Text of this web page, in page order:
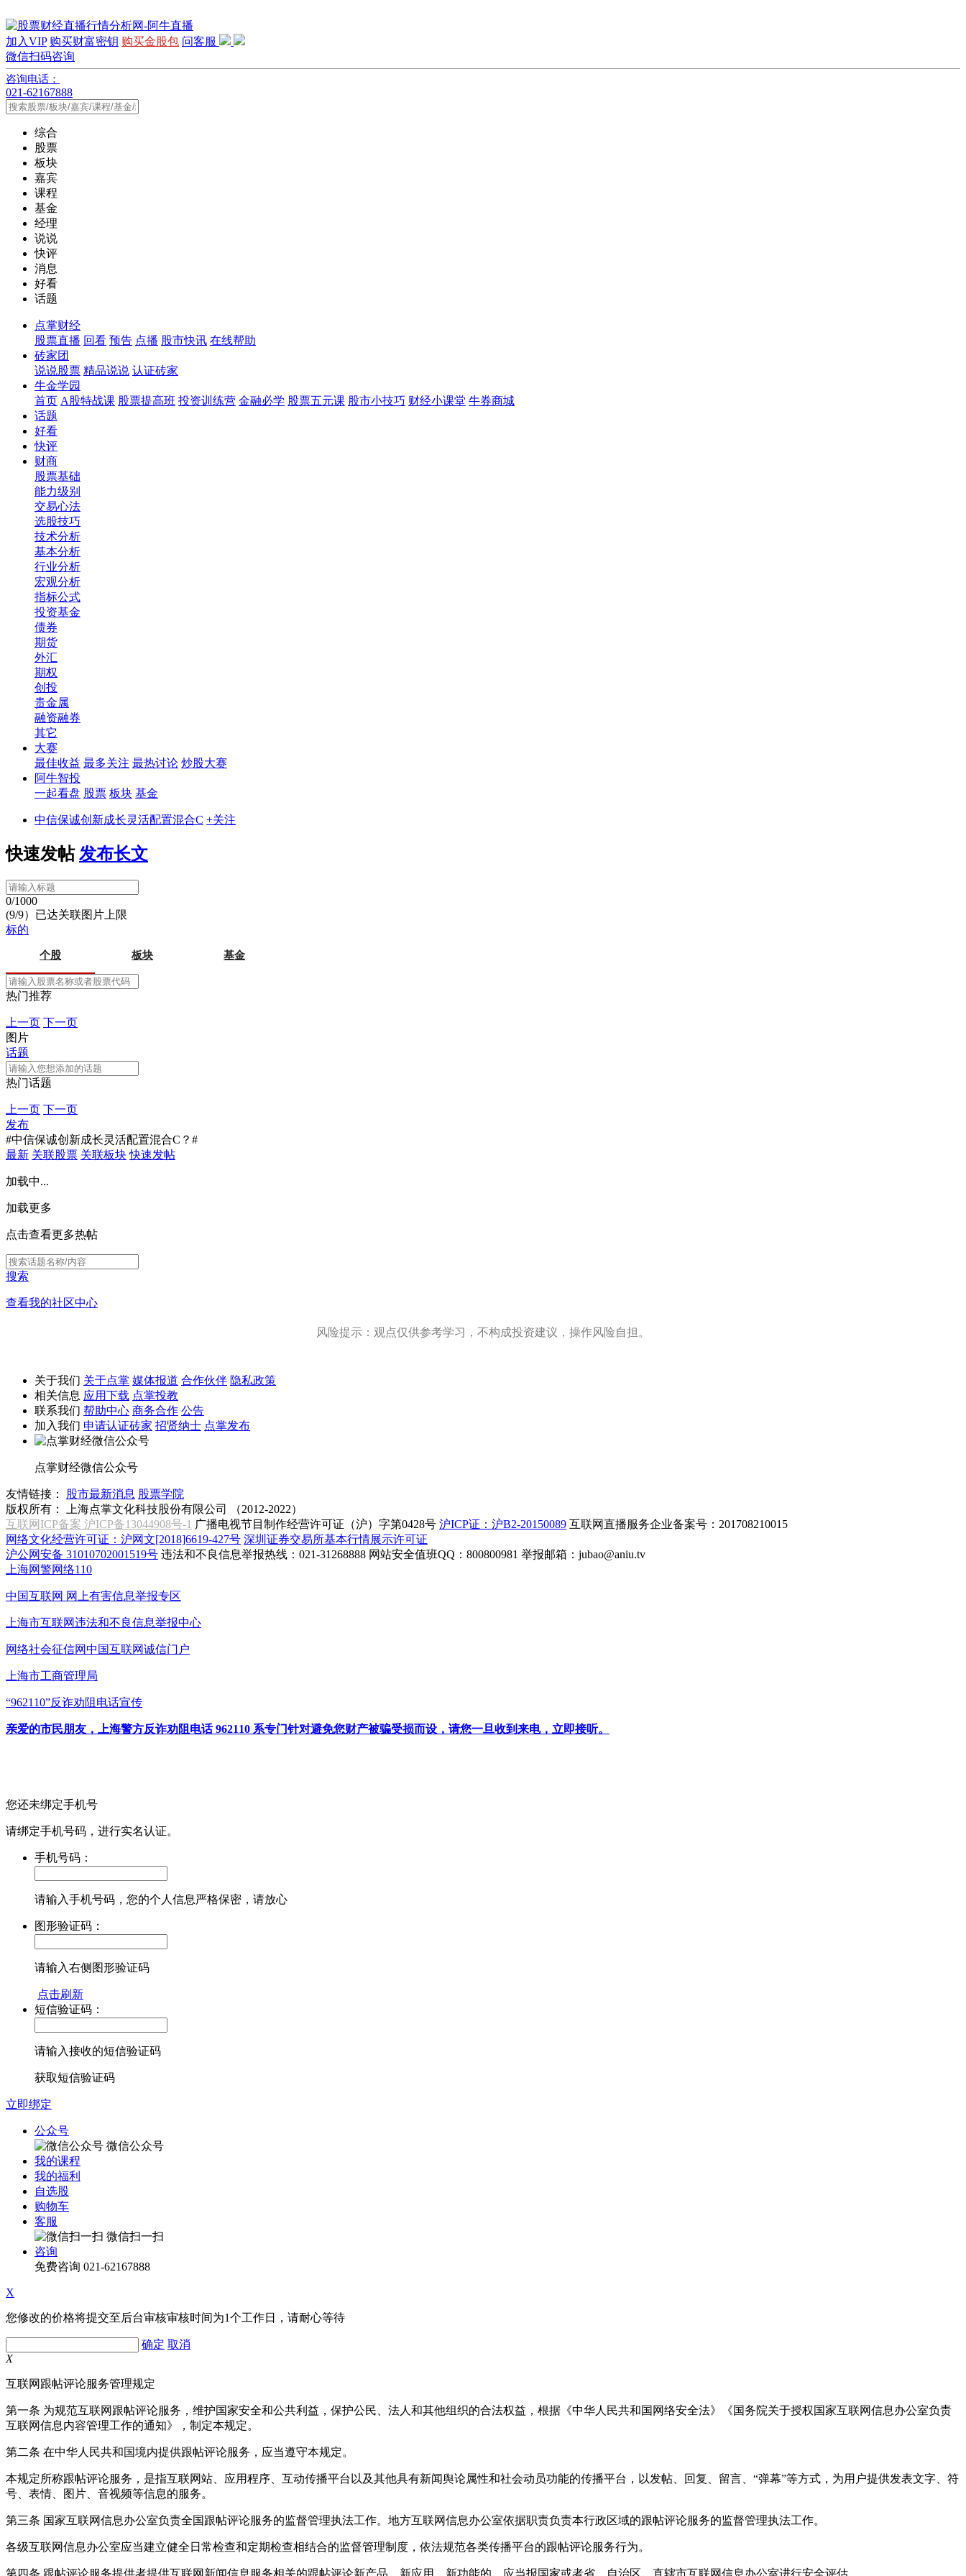
加入VIP 购买财富密钥 购买金股包 问客服
微信扫码咨询
咨询电话：
021-62167888
综合
股票
板块
嘉宾
课程
基金
经理
说说
快评
消息
好看
话题
点掌财经
股票直播 回看 预告 点播 股市快讯 在线帮助
砖家团
说说股票 精品说说 认证砖家
牛金学园
首页 A股特战课 股票提高班 投资训练营 金融必学 股票五元课 股市小技巧 财经小课堂 牛券商城
话题
好看
快评
财商
股票基础
能力级别
交易心法
选股技巧
技术分析
基本分析
行业分析
宏观分析
指标公式
投资基金
债券
期货
外汇
期权
创投
贵金属
融资融券
其它
大赛
最佳收益 最多关注 最热讨论 炒股大赛
阿牛智投
一起看盘 股票 板块 基金
中信保诚创新成长灵活配置混合C +关注
快速发帖 发布长文
0/1000
(9/9）已达关联图片上限
标的
个股 板块 基金
热门推荐
上一页 下一页
图片
话题
热门话题
上一页 下一页
发布
#中信保诚创新成长灵活配置混合C？#
最新 关联股票 关联板块 快速发帖
加载中...
加载更多
点击查看更多热帖
搜索
查看我的社区中心
风险提示：观点仅供参考学习，不构成投资建议，操作风险自担。
关于我们 关于点掌 媒体报道 合作伙伴 隐私政策
相关信息 应用下载 点掌投教
联系我们 帮助中心 商务合作 公告
加入我们 申请认证砖家 招贤纳士 点掌发布
点掌财经微信公众号
友情链接： 股市最新消息 股票学院
版权所有：
上海点掌文化科技股份有限公司 （2012-2022）
互联网ICP备案 沪ICP备13044908号-1 广播电视节目制作经营许可证（沪）字第0428号 沪ICP证：沪B2-20150089 互联网直播服务企业备案号：201708210015
网络文化经营许可证：沪网文[2018]6619-427号 深圳证券交易所基本行情展示许可证
沪公网安备 31010702001519号 违法和不良信息举报热线：021-31268888 网站安全值班QQ：800800981 举报邮箱： jubao@aniu.tv
上海网警网络110
中国互联网 网上有害信息举报专区
上海市互联网违法和不良信息举报中心
网络社会征信网中国互联网诚信门户
上海市工商管理局
“962110”反诈劝阻电话宣传
亲爱的市民朋友，上海警方反诈劝阻电话 962110 系专门针对避免您财产被骗受损而设，请您一旦收到来电，立即接听。
您还未绑定手机号
请绑定手机号码，进行实名认证。
手机号码：
请输入手机号码，您的个人信息严格保密，请放心
图形验证码：
请输入右侧图形验证码
点击刷新
短信验证码：
请输入接收的短信验证码
获取短信验证码
立即绑定
公众号
微信公众号
我的课程
我的福利
自选股
购物车
客服
微信扫一扫
咨询
免费咨询 021-62167888
X
您修改的价格将提交至后台审核审核时间为1个工作日，请耐心等待
确定 取消
X
互联网跟帖评论服务管理规定
第一条 为规范互联网跟帖评论服务，维护国家安全和公共利益，保护公民、法人和其他组织的合法权益，根据《中华人民共和国网络安全法》《国务院关于授权国家互联网信息办公室负责
互联网信息内容管理工作的通知》，制定本规定。
第二条 在中华人民共和国境内提供跟帖评论服务，应当遵守本规定。
本规定所称跟帖评论服务，是指互联网站、应用程序、互动传播平台以及其他具有新闻舆论属性和社会动员功能的传播平台，以发帖、回复、留言、“弹幕”等方式，为用户提供发表文字、符
号、表情、图片、音视频等信息的服务。
第三条 国家互联网信息办公室负责全国跟帖评论服务的监督管理执法工作。地方互联网信息办公室依据职责负责本行政区域的跟帖评论服务的监督管理执法工作。
各级互联网信息办公室应当建立健全日常检查和定期检查相结合的监督管理制度，依法规范各类传播平台的跟帖评论服务行为。
第四条 跟帖评论服务提供者提供互联网新闻信息服务相关的跟帖评论新产品、新应用、新功能的，应当报国家或者省、自治区、直辖市互联网信息办公室进行安全评估。